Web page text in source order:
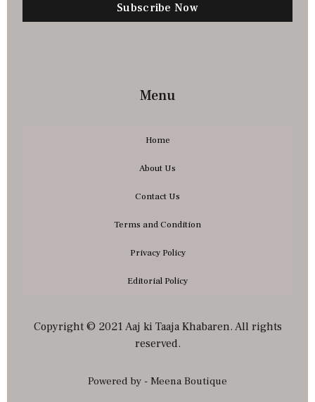
Subscribe Now
Menu
Home
About Us
Contact Us
Terms and Condition
Privacy Policy
Editorial Policy
Copyright © 2021 Aaj ki Taaja Khabaren. All rights
reserved.
Powered by - Meena Boutique